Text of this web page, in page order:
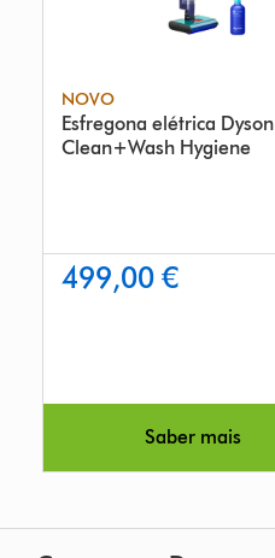
NOVO
Esfregona elétrica Dyson
Clean+Wash Hygiene
499,00 €
Saber mais